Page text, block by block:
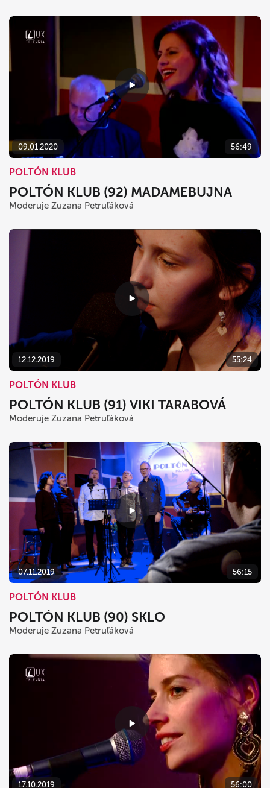
09.01.2020 56:49
POLTÓN KLUB
POLTÓN KLUB (92) MADAMEBUJNA
Moderuje Zuzana Petruľáková
12.12.2019 55:24
POLTÓN KLUB
POLTÓN KLUB (91) VIKI TARABOVÁ
Moderuje Zuzana Petruľáková
07.11.2019 56:15
POLTÓN KLUB
POLTÓN KLUB (90) SKLO
Moderuje Zuzana Petruľáková
17.10.2019 56:00